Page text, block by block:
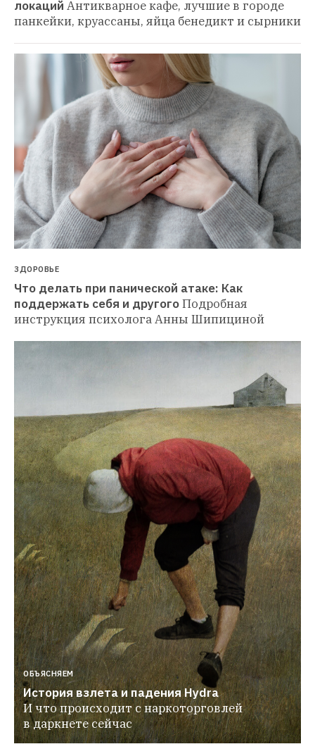
локаций Антикварное кафе, лучшие в городе
панкейки, круассаны, яйца бенедикт и сырники
ЗДОРОВЬЕ
Что делать при панической атаке: Как
поддержать себя и другогоПодробная
инструкция психолога Анны Шипициной
ОБЪЯСНЯЕМ
История взлета и падения Hydra
И что происходит с наркоторговлей
в даркнете сейчас